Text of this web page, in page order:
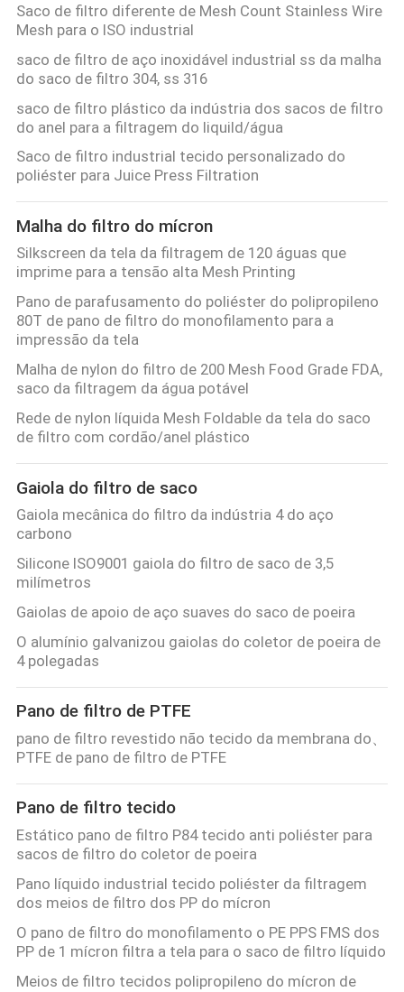
Saco de filtro diferente de Mesh Count Stainless Wire
Mesh para o ISO industrial
saco de filtro de aço inoxidável industrial ss da malha
do saco de filtro 304, ss 316
saco de filtro plástico da indústria dos sacos de filtro
do anel para a filtragem do liquild/água
Saco de filtro industrial tecido personalizado do
poliéster para Juice Press Filtration
Malha do filtro do mícron
Silkscreen da tela da filtragem de 120 águas que
imprime para a tensão alta Mesh Printing
Pano de parafusamento do poliéster do polipropileno
80T de pano de filtro do monofilamento para a
impressão da tela
Malha de nylon do filtro de 200 Mesh Food Grade FDA,
saco da filtragem da água potável
Rede de nylon líquida Mesh Foldable da tela do saco
de filtro com cordão/anel plástico
Gaiola do filtro de saco
Gaiola mecânica do filtro da indústria 4 do aço
carbono
Silicone ISO9001 gaiola do filtro de saco de 3,5
milímetros
Gaiolas de apoio de aço suaves do saco de poeira
O alumínio galvanizou gaiolas do coletor de poeira de
4 polegadas
Pano de filtro de PTFE
pano de filtro revestido não tecido da membrana do、
PTFE de pano de filtro de PTFE
Pano de filtro tecido
Estático pano de filtro P84 tecido anti poliéster para
sacos de filtro do coletor de poeira
Pano líquido industrial tecido poliéster da filtragem
dos meios de filtro dos PP do mícron
O pano de filtro do monofilamento o PE PPS FMS dos
PP de 1 mícron filtra a tela para o saco de filtro líquido
Meios de filtro tecidos polipropileno do mícron de